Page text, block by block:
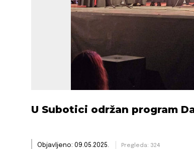
U Subotici održan program
Objavljeno: 09.05.2025. Pregleda: 324